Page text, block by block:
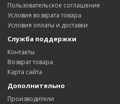
Пользовательское соглашение
Условия возврата товара
Условия оплаты и доставки
Служба поддержки
Контакты
Возврат товара
Карта сайта
Дополнительно
Производители